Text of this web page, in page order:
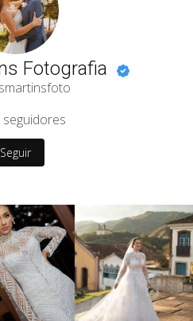
Fotografia
seguidores
Seguir